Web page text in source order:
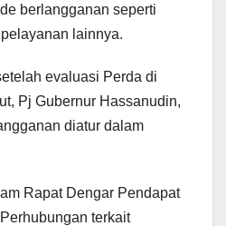
berlangganan seperti
lainnya.
evaluasi Perda di
Pj Gubernur Hassanudin,
diatur dalam
Rapat Dengar Pendapat
terkait